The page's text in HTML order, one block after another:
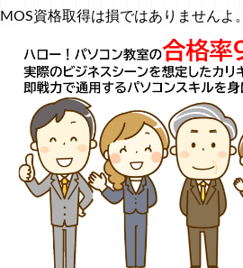
MOS資格取得は損ではありませんよ。